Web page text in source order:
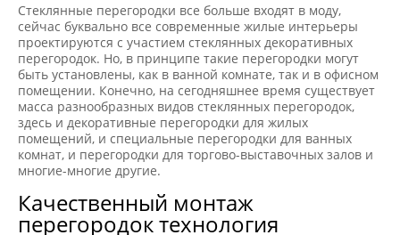
Стеклянные перегородки все больше входят в моду,
сейчас буквально все современные жилые интерьеры
проектируются с участием стеклянных декоративных
перегородок. Но, в принципе такие перегородки могут
быть установлены, как в ванной комнате, так и в офисном
помещении. Конечно, на сегодняшнее время существует
масса разнообразных видов стеклянных перегородок,
здесь и декоративные перегородки для жилых
помещений, и специальные перегородки для ванных
комнат, и перегородки для торгово-выставочных залов и
многие-многие другие.
Качественный монтаж
перегородок технология